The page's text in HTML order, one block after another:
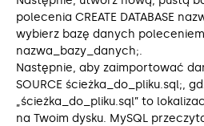
polecenia CREATE DATABASE
wybierz bazę danych poleceniem
nazwa_bazy_danych;.
Następnie, aby zaimportować
SOURCE ścieżka_do_pliku.sql;,
„ścieżka_do_pliku.sql” to
na Twoim dysku. MySQL